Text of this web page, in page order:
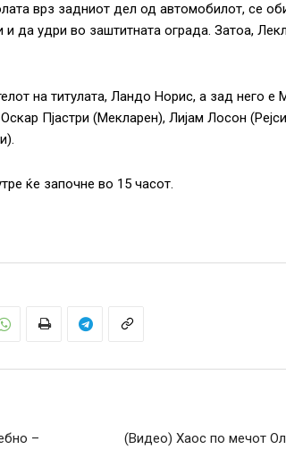
врз задниот дел од автомобилот, се
да удри во заштитната ограда. Затоа,
на титулата, Ландо Норис, а зад него
Пјастри (Мекларен), Лијам Лосон
ќе започне во 15 часот.
–
(Видео) Хаос по мечот